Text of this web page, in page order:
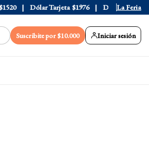
Dólar Tarjeta $1976 Dólar Blue $1530
La Feria
Suscribite por $10.000 Iniciar sesión